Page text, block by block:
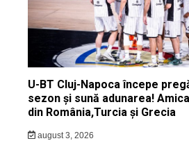
U-BT Cluj-Napoca începe
sezon și sună adunarea!
din România,Turcia și Grecia
august 3, 2026